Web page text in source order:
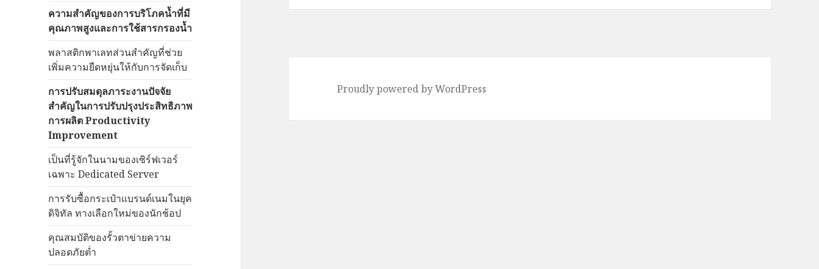
ความสำคัญของการบริโภคน้ำที่มี
คุณภาพสูงและการใช้สารกรองน้ำ
พลาสติกพาเลทส่วนสำคัญที่ช่วย
เพิ่มความยืดหยุ่นให้กับการจัดเก็บ
การปรับสมดุลภาระงานปัจจัย
สำคัญในการปรับปรุงประสิทธิภาพ
การผลิต Productivity
Improvement
เป็นที่รู้จักในนามของเซิร์ฟเวอร์
เฉพาะ Dedicated Server
การรับซื้อกระเป๋าแบรนด์เนมในยุค
ดิจิทัล ทางเลือกใหม่ของนักช้อป
คุณสมบัติของรั้วตาข่ายความ
ปลอดภัยต่ำ
Proudly powered by WordPress